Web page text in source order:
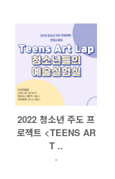
2022 청소년 주도 프
로젝트 <TEENS AR
T ..
-